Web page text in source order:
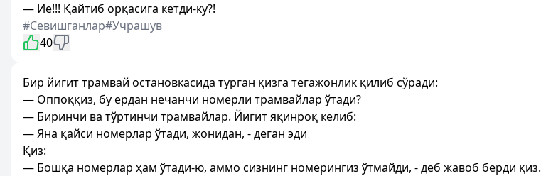
— Ие!!! Қайтиб орқасига кетди-ку?!
#Севишганлар#Учрашув
40
Бир йигит трамвай остановкасида турган қизга тегажонлик қилиб сўради:
— Оппоққиз, бу ердан нечанчи номерли трамвайлар ўтади?
— Биринчи ва тўртинчи трамвайлар. Йигит яқинроқ келиб:
— Яна қайси номерлар ўтади, жонидан, - деган эди
Қиз:
— Бошқа номерлар ҳам ўтади-ю, аммо сизнинг номерингиз ўтмайди, - деб жавоб берди қиз.